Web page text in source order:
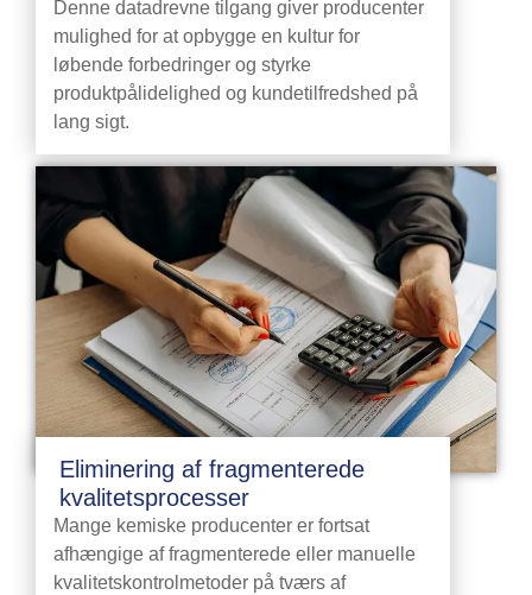
Denne datadrevne tilgang giver producenter
mulighed for at opbygge en kultur for
løbende forbedringer og styrke
produktpålidelighed og kundetilfredshed på
lang sigt.
Eliminering af fragmenterede
kvalitetsprocesser
Mange kemiske producenter er fortsat
afhængige af fragmenterede eller manuelle
kvalitetskontrolmetoder på tværs af